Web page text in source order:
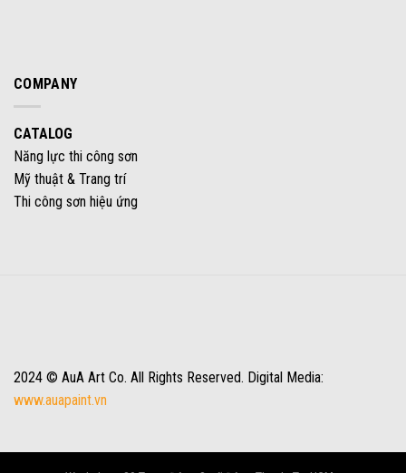
COMPANY
CATALOG
Năng lực thi công sơn
Mỹ thuật & Trang trí
Thi công sơn hiệu ứng
2024 © AuA Art Co. All Rights Reserved. Digital Media:
www.auapaint.vn